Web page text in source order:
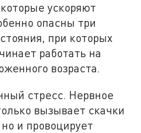
ускоряют
опасны три
при которых
работать на
возраста.
стресс. Нервное
вызывает скачки
и провоцирует